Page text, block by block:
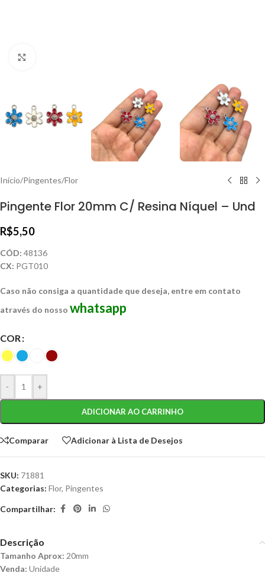
Início/Pingentes/Flor
Pingente Flor 20mm C/ Resina Níquel – Und
R$5,50
CÓD: 48136
CX: PGT010
Caso não consiga a quantidade que deseja, entre em contato
através do nosso whatsapp
COR
- +
ADICIONAR AO CARRINHO
Comparar Adicionar à Lista de Desejos
SKU: 71881
Categorias: Flor, Pingentes
Compartilhar:
Descrição
Tamanho Aprox: 20mm
Venda: Unidade